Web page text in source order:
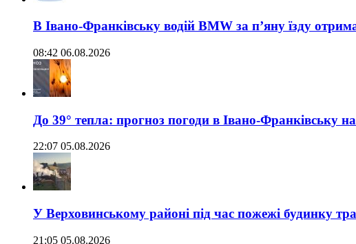
В Івано-Франківську водій BMW за п’яну їзду
08:42 06.08.2026
До 39° тепла: прогноз погоди в Івано-Франківську
22:07 05.08.2026
У Верховинському районі під час пожежі будинку
21:05 05.08.2026